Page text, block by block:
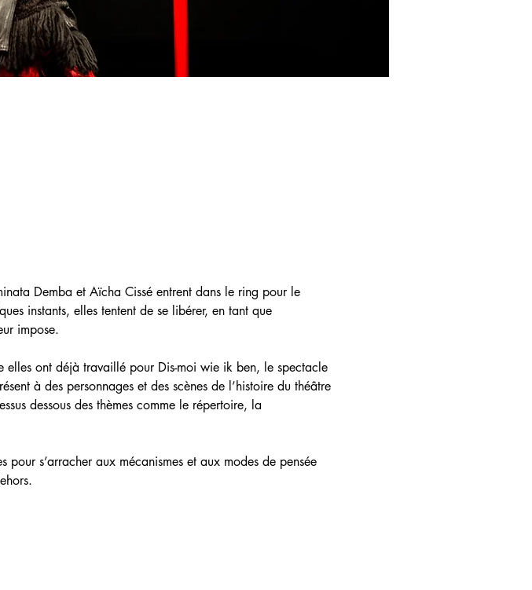
Demba et Aïcha Cissé entrent dans le ring pour le
instants, elles tentent de se libérer, en tant que
impose.
elles ont déjà travaillé pour Dis-moi wie ik ben, le spectacle
à des personnages et des scènes de l’histoire du théâtre
dessous des thèmes comme le répertoire, la
pour s’arracher aux mécanismes et aux modes de pensée